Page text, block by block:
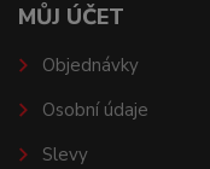
MŮJ ÚČET
Objednávky
Osobní údaje
Slevy